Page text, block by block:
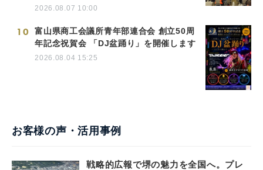
2026.08.07 10:00
10
富山県商工会議所青年部連合会 創立50周
年記念祝賀会 「DJ盆踊り」を開催します
2026.08.04 15:25
お客様の声・活用事例
戦略的広報で堺の魅力を全国へ。プレ